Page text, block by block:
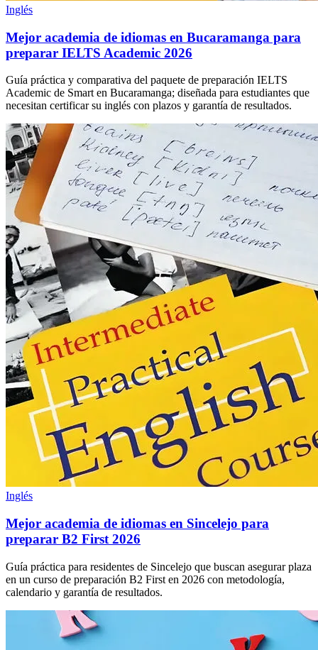
Inglés
Mejor academia de idiomas en Bucaramanga para
preparar IELTS Academic 2026
Guía práctica y comparativa del paquete de preparación IELTS
Academic de Smart en Bucaramanga; diseñada para estudiantes que
necesitan certificar su inglés con plazos y garantía de resultados.
Inglés
Mejor academia de idiomas en Sincelejo para
preparar B2 First 2026
Guía práctica para residentes de Sincelejo que buscan asegurar plaza
en un curso de preparación B2 First en 2026 con metodología,
calendario y garantía de resultados.